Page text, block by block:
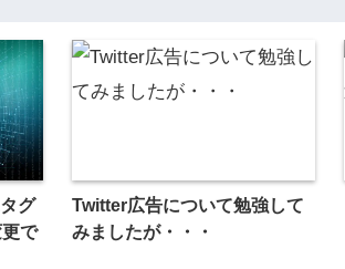
グ
で
Twitter広告について勉強して
みましたが・・・